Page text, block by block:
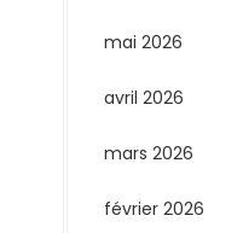
mai 2026
avril 2026
mars 2026
février 2026